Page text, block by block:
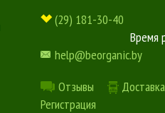
(29) 181-30-40
Время
help@beorganic.by
Отзывы
Регистрация